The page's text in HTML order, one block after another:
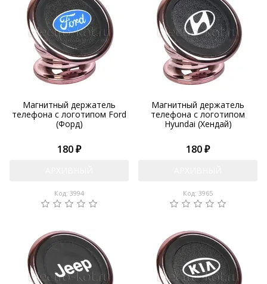
Магнитный держатель
телефона с логотипом Ford
(Форд)
180 ₽
Код: 3994
Магнитный держатель
телефона с логотипом
Hyundai (Хендай)
180 ₽
Код: 3965